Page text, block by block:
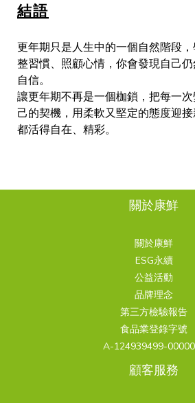
結語
更年期只是人生中的一個自然階段
整習慣、照顧心情，你會發現自己
自信。
讓更年期不再是一個枷鎖，把每一
己的契機，用柔軟又堅定的態度迎
都活得自在、精彩。
關於康鮮
關於康鮮
ESG永續
公益活動
品牌理念
第三方檢驗報告
食品業登錄字號
A-124939499-
顧客服務